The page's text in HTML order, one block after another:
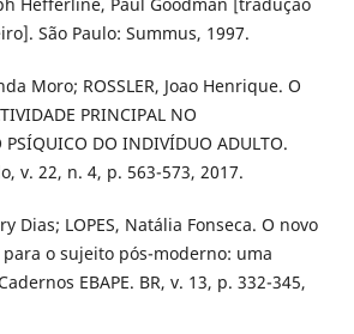
São Paulo: Summus, 1997.
Moro; ROSSLER, Joao Henrique. O
PRINCIPAL NO
PSÍQUICO DO INDIVÍDUO ADULTO.
v. 22, n. 4, p. 563-573, 2017.
Dias; LOPES, Natália Fonseca. O novo
o sujeito pós-moderno: uma
EBAPE. BR, v. 13, p. 332-345,